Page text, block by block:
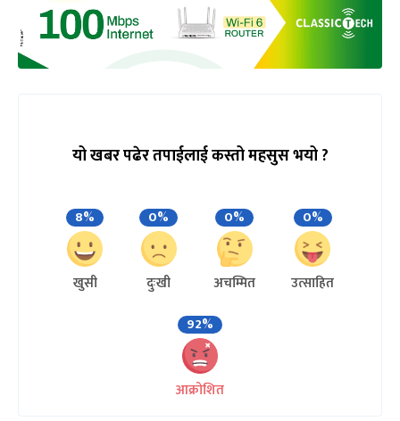
यो खबर पढेर तपाईलाई कस्तो महसुस भयो ?
8%
खुसी
0%
दुःखी
0%
अचम्मित
0%
उत्साहित
92%
आक्रोशित